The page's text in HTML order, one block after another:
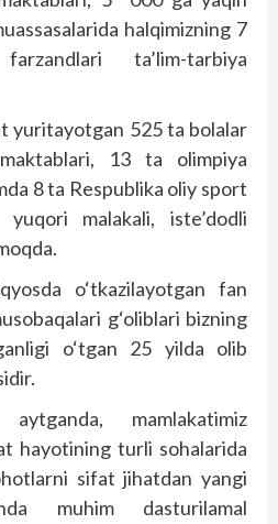
halqimizning 7
ta’lim-tarbiya
yuritayotgan 525 ta bolalar
13 ta olimpiya
8 ta Respublika oliy sport
malakali, iste’dodli
o‘tkazilayotgan fan
g‘oliblari bizning
o‘tgan 25 yilda olib
mamlakatimiz
hayotining turli sohalarida
sifat jihatdan yangi
muhim dasturilamal